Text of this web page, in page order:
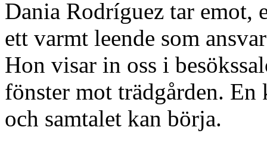
Dania Rodríguez tar emot,
ett varmt leende som
Hon visar in oss i
fönster mot trädgården.
och samtalet kan börja.